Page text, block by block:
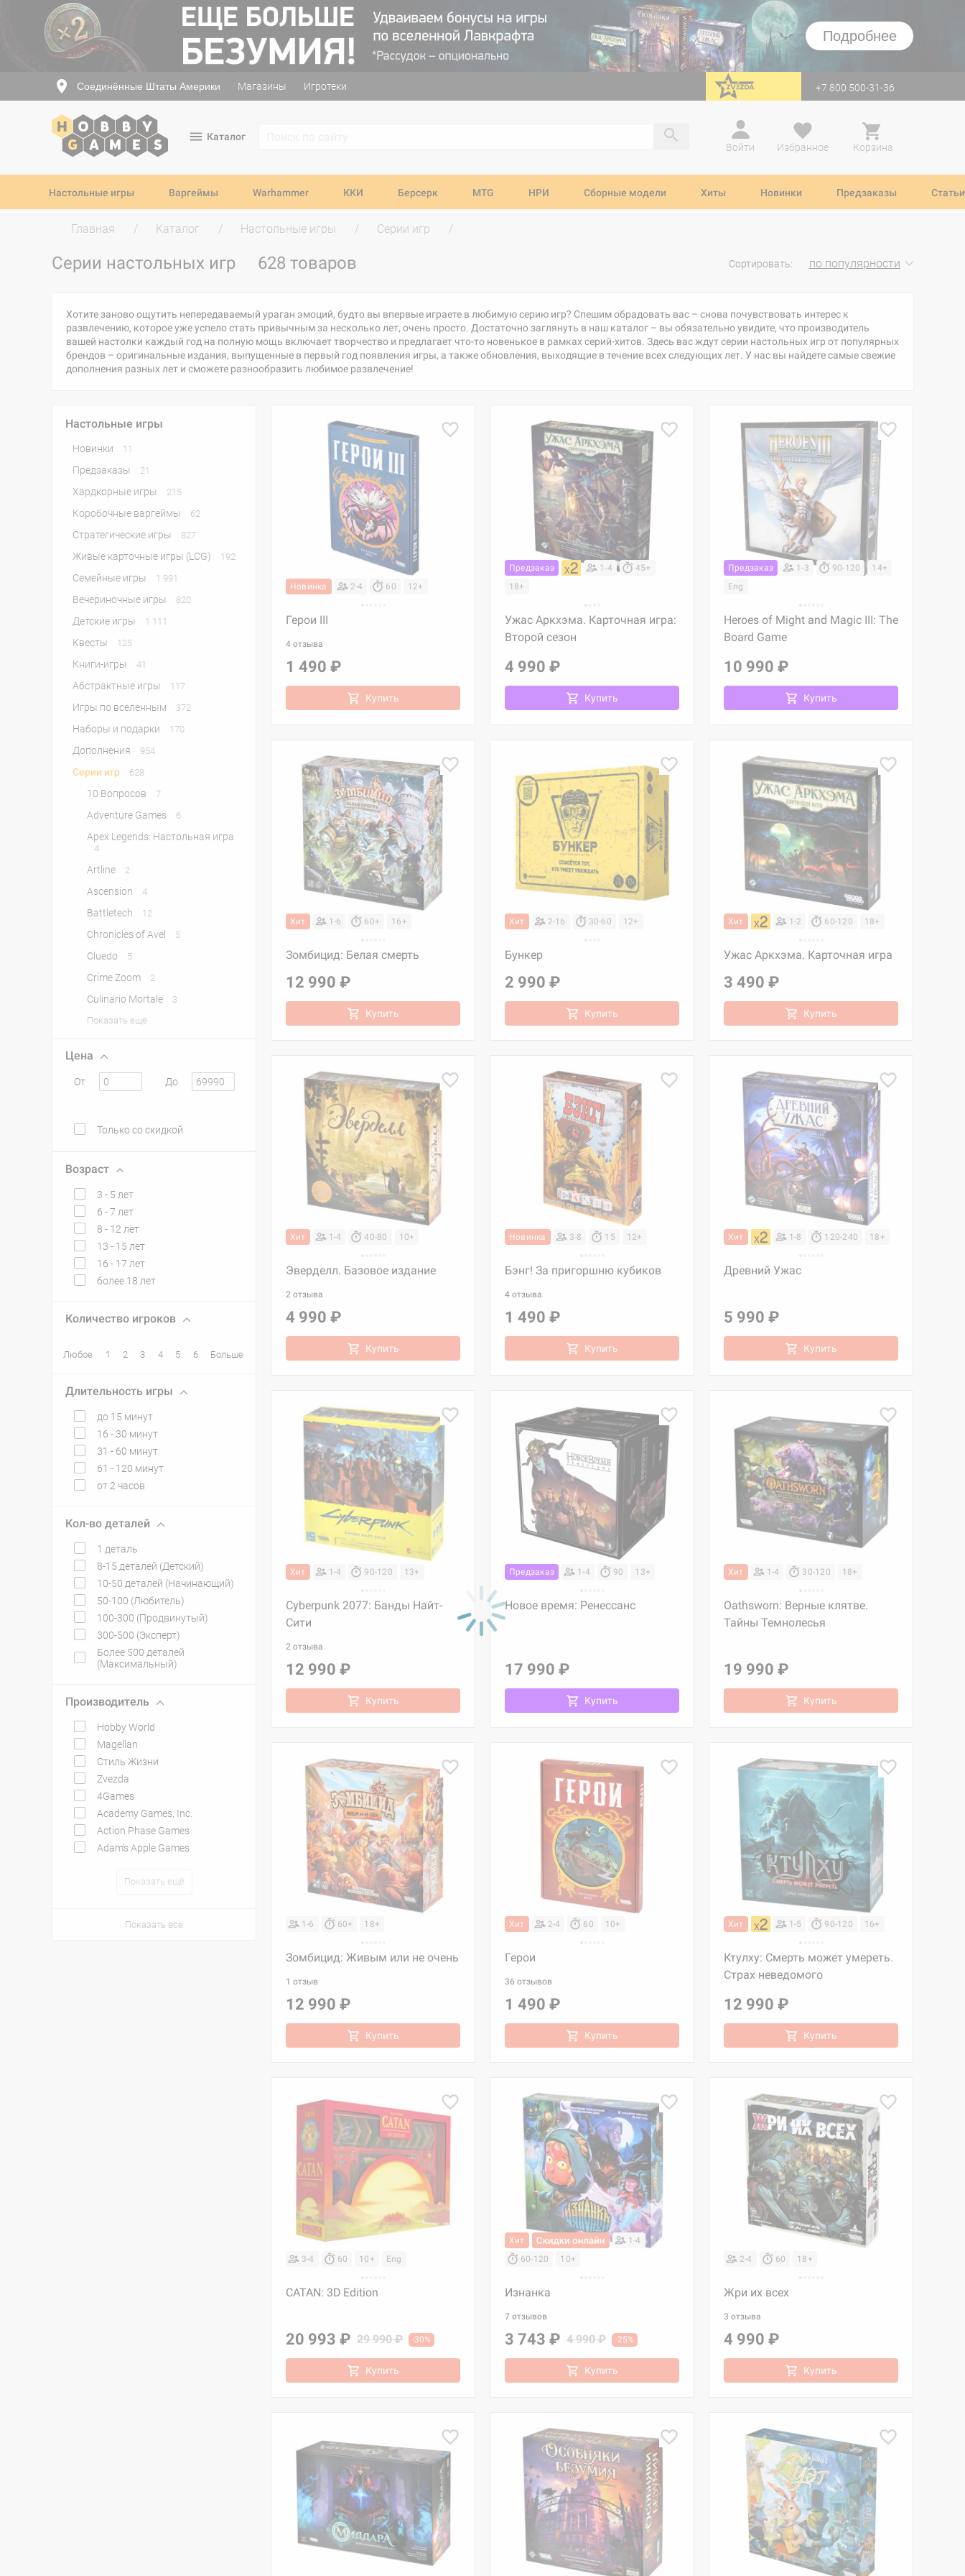
Подробнее
Соединённые Штаты Америки Магазины Игротеки перейти на Zvezda +7 800 500-31-36
Каталог
Войти
Избранное Корзина
Настольные игры Варгеймы Warhammer ККИ Берсерк MTG НРИ Сборные модели Хиты Новинки Предзаказы Статьи
Главная Каталог Настольные игры Серии игр
Серии настольных игр 628 товаров Сортировать: по популярности
Хотите заново ощутить непередаваемый ураган эмоций, будто вы впервые играете в любимую серию игр? Спешим обрадовать вас – снова почувствовать интерес к
развлечению, которое уже успело стать привычным за несколько лет, очень просто. Достаточно заглянуть в наш каталог – вы обязательно увидите, что производитель
вашей настолки каждый год на полную мощь включает творчество и предлагает что-то новенькое в рамках серий-хитов. Здесь вас ждут серии настольных игр от популярных
брендов – оригинальные издания, выпущенные в первый год появления игры, а также обновления, выходящие в течение всех следующих лет. У нас вы найдете самые свежие
дополнения разных лет и сможете разнообразить любимое развлечение!
Настольные игры
Новинки 11
Предзаказы 21
Хардкорные игры 215
Коробочные варгеймы 62
Стратегические игры 827
Живые карточные игры (LCG) 192
Семейные игры 1 991
Вечериночные игры 820
Детские игры 1 111
Квесты 125
Книги-игры 41
Абстрактные игры 117
Игры по вселенным 372
Наборы и подарки 170
Дополнения 954
Серии игр 628
10 Вопросов 7
Adventure Games 6
Apex Legends: Настольная игра
4
Artline 2
Ascension 4
Battletech 12
Chronicles of Avel 5
Cluedo 5
Crime Zoom 2
Culinario Mortale
3
Показать ещё
Цена
От До
Только со скидкой
Возраст
3 - 5 лет
6 - 7 лет
8 - 12 лет
13 - 15 лет
16 - 17 лет
более 18 лет
Количество игроков
Любое 1 2 3 4 5 6 Больше
Длительность игры
до 15 минут
16 - 30 минут
31 - 60 минут
61 - 120 минут
от 2 часов
Кол-во деталей
1 деталь
8-15 деталей (Детский)
10-50 деталей (Начинающий)
50-100 (Любитель)
100-300 (Продвинутый)
300-500 (Эксперт)
Более 500 деталей
(Максимальный)
Производитель
Hobby World
Magellan
Стиль Жизни
Zvezda
4Games
Academy Games, Inc.
Action Phase Games
Adam's Apple Games
Показать ещё
Показать все
Новинка 2-4 60 12+
Герои III
4 отзыва
1 490 ₽
Купить
Предзаказ 1-4
45+
18+
Ужас Аркхэма. Карточная игра:
Второй сезон
4 990 ₽
Купить
Предзаказ 1-3 90-120
14+
Eng
Heroes of Might and Magic III: The
Board Game
10 990 ₽
Купить
Хит 1-6 60+ 16+
Зомбицид: Белая смерть
12 990 ₽
Купить
Хит 2-16 30-60 12+
Бункер
2 990 ₽
Купить
Хит 1-2 60-120 18+
Ужас Аркхэма. Карточная игра
3 490 ₽
Купить
Хит 1-4 40-80 10+
Эверделл. Базовое издание
2 отзыва
4 990 ₽
Купить
Новинка 3-8 15 12+
Бэнг! За пригоршню кубиков
4 отзыва
1 490 ₽
Купить
Хит 1-8 120-240 18+
Древний Ужас
5 990 ₽
Купить
Хит 1-4 90-120 13+
Cyberpunk 2077: Банды Найт-
Сити
2 отзыва
12 990 ₽
Купить
Предзаказ 1-4 90 13+
Новое время: Ренессанс
17 990 ₽
Купить
Хит 1-4 30-120 18+
Oathsworn: Верные клятве.
Тайны Темнолесья
19 990 ₽
Купить
1-6 60+ 18+
Зомбицид: Живым или не очень
1 отзыв
12 990 ₽
Купить
Хит 2-4 60 10+
Герои
36 отзывов
1 490 ₽
Купить
Хит 1-5 90-120 16+
Ктулху: Смерть может умереть.
Страх неведомого
12 990 ₽
Купить
3-4 60 10+ Eng
CATAN: 3D Edition
20 993 ₽ 29 990 ₽ -30%
Купить
Хит
1-4
60-120
10+
Изнанка
7 отзывов
3 743 ₽ 4 990 ₽ -25%
Купить
2-4 60 18+
Жри их всех
3 отзыва
4 990 ₽
Купить